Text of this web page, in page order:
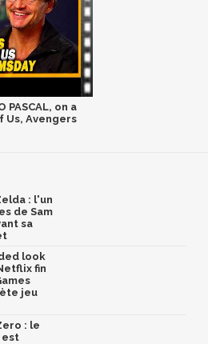
PASCAL, on a
Us, Avengers
: l'un
de Sam
sa
look
fin
jeu
: le
est